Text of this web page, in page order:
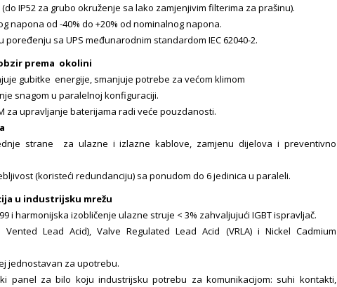
IP52 za grubo okruženje sa lako zamjenjivim filterima za prašinu).
napona od -40% do +20% od nominalnog napona.
poređenju sa UPS međunarodnim standardom IEC 62040-2.
prema okolini
gubitke energije, smanjuje potrebe za većom klimom
snagom u paralelnoj konfiguraciji.
za upravljanje baterijama radi veće pouzdanosti.
strane za ulazne i izlazne kablove, zamjenu dijelova i preventivno
(koristeći redundanciju) sa ponudom do 6 jedinica u paraleli.
u industrijsku mrežu
i harmonijska izobličenje ulazne struje < 3% zahvaljujući IGBT ispravljač.
Lead Acid), Valve Regulated Lead Acid (VRLA) i Nickel Cadmium
jednostavan za upotrebu.
panel za bilo koju industrijsku potrebu za komunikacijom: suhi kontakti,